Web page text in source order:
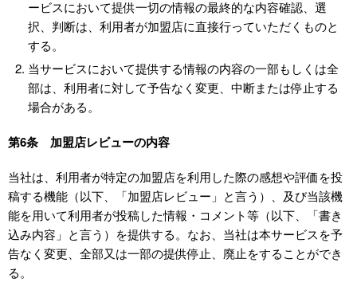
ービスにおいて提供一切の情報の最終的な内容確認、選
択、判断は、利用者が加盟店に直接行っていただくものと
する。
当サービスにおいて提供する情報の内容の一部もしくは全
部は、利用者に対して予告なく変更、中断または停止する
場合がある。
第6条 加盟店レビューの内容
当社は、利用者が特定の加盟店を利用した際の感想や評価を投
稿する機能（以下、「加盟店レビュー」と言う）、及び当該機
能を用いて利用者が投稿した情報・コメント等（以下、「書き
込み内容」と言う）を提供する。なお、当社は本サービスを予
告なく変更、全部又は一部の提供停止、廃止をすることができ
る。